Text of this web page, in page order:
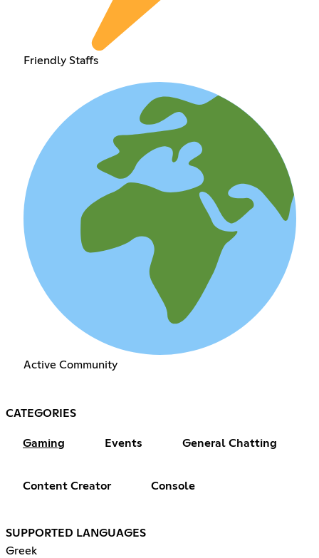
Friendly Staffs
Active Community
CATEGORIES
Gaming Events General Chatting
Content Creator Console
SUPPORTED LANGUAGES
Greek